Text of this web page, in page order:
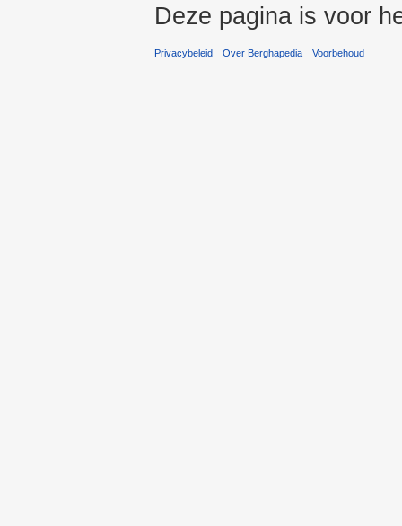
Deze pagina is voor
Privacybeleid Over Berghapedia Voorbehoud